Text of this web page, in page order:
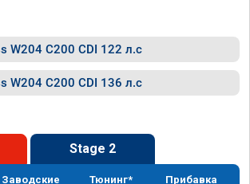
W204 C200 CDI 122 л.с
W204 C200 CDI 136 л.с
Stage 2
Заводские Тюнинг* Прибавка